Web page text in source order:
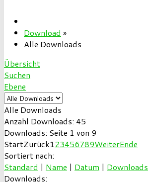
Download »
Alle Downloads
Übersicht
Suchen
Ebene
Alle Downloads
Anzahl Downloads: 45
Downloads: Seite 1 von 9
StartZurück123456789WeiterEnde
Sortiert nach:
Standard | Name | Datum | Downloads
Downloads: